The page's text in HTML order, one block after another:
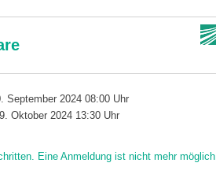
September 2024 08:00 Uhr
Oktober 2024 13:30 Uhr
Eine Anmeldung ist nicht mehr